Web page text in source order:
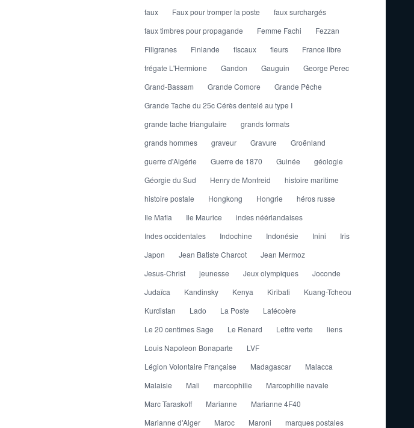
faux
Faux pour tromper la poste
faux surchargés
faux timbres pour propagande
Femme Fachi
Fezzan
Filigranes
Finlande fiscaux fleurs
France libre
frégate L'Hermione
Gandon Gauguin
George Perec
Grand-Bassam
Grande Comore
Grande Pêche
Grande Tache du 25c Cérès dentelé au type I
grande tache triangulaire
grands formats
grands hommes
graveur Gravure
Groënland
guerre d'Algérie
Guerre de 1870 Guinée
géologie
Géorgie du Sud
Henry de Monfreid
histoire maritime
histoire postale
Hongkong Hongrie
héros russe
Ile Mafia
Ile Maurice
indes néérlandaises
Indes occidentales
Indochine Indonésie Inini
Iris
Japon
Jean Batiste Charcot
Jean Mermoz
Jesus-Christ
jeunesse Jeux olympiques
Joconde
Judaïca
Kandinsky Kenya Kiribati
Kuang-Tcheou
Kurdistan
Lado La Poste
Latécoère
Le 20 centimes Sage
Le Renard Lettre verte
liens
Louis Napoleon Bonaparte
LVF
Légion Volontaire Française
Madagascar
Malacca
Malaisie
Mali marcophilie
Marcophilie navale
Marc Taraskoff
Marianne
Marianne 4F40
Marianne d'Alger
Maroc Maroni
marques postales